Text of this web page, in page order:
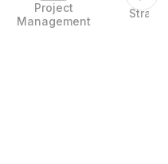
Project
Management